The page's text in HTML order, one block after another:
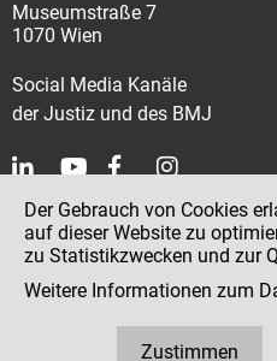
Museumstraße 7
1070 Wien
Social Media Kanäle
der Justiz und des BMJ
Kontakt
Impressum
Datenschutz
Der Gebrauch von Cookies
auf dieser Website zu
zu Statistikzwecken und zur
Weitere Informationen zum
Zustimmen